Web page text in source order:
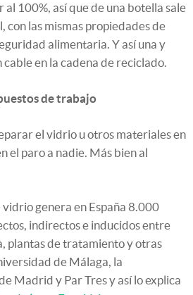
100%, así que de una botella sale
con las mismas propiedades de
alimentaria. Y así una y
cable en la cadena de reciclado.
de trabajo
el vidrio u otros materiales en
el paro a nadie. Más bien al
genera en España 8.000
indirectos e inducidos entre
plantas de tratamiento y otras
de Málaga, la
Madrid y Par Tres y así lo explica